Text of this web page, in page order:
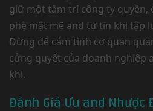
giữ một tâm trí công ty quyền,
phệ mật mẽ and tự tin khi tập
Đừng để cảm tình cơ quan
cửng quyết của doanh nghiệp
khi.
Đánh Giá Ưu and Nhược